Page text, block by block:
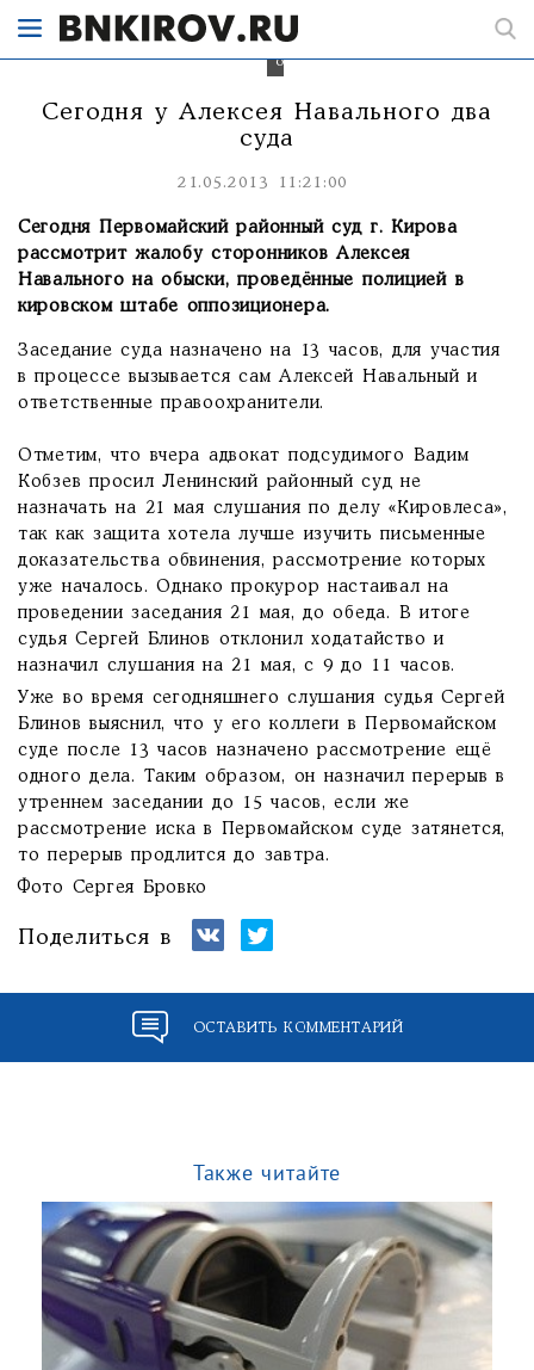
прошёл
обыск.
Сегодня у Алексея Навального два
суда
21.05.2013 11:21:00
Сегодня Первомайский районный суд г. Кирова
рассмотрит жалобу сторонников Алексея
Навального на обыски, проведённые полицией в
кировском штабе оппозиционера.
Заседание суда назначено на 13 часов, для участия
в процессе вызывается сам Алексей Навальный и
ответственные правоохранители.
Отметим, что вчера адвокат подсудимого Вадим
Кобзев просил Ленинский районный суд не
назначать на 21 мая слушания по делу «Кировлеса»,
так как защита хотела лучше изучить письменные
доказательства обвинения, рассмотрение которых
уже началось. Однако прокурор настаивал на
проведении заседания 21 мая, до обеда. В итоге
судья Сергей Блинов отклонил ходатайство и
назначил слушания на 21 мая, с 9 до 11 часов.
Уже во время сегодняшнего слушания судья Сергей
Блинов выяснил, что у его коллеги в Первомайском
суде после 13 часов назначено рассмотрение ещё
одного дела. Таким образом, он назначил перерыв в
утреннем заседании до 15 часов, если же
рассмотрение иска в Первомайском суде затянется,
то перерыв продлится до завтра.
Фото Сергея Бровко
Поделиться в
ОСТАВИТЬ КОММЕНТАРИЙ
Также читайте